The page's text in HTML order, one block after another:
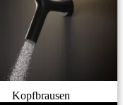
Kopfbrausen